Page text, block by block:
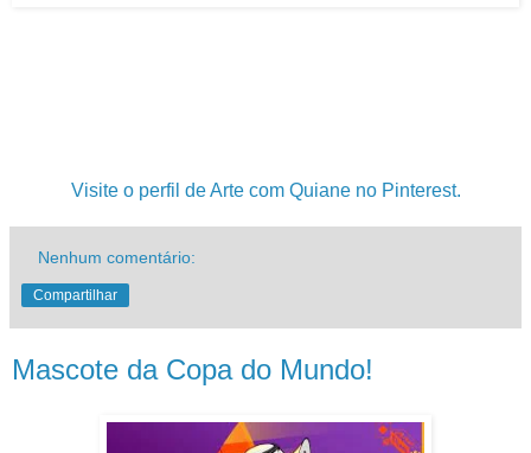
Visite o perfil de Arte com Quiane no Pinterest.
Nenhum comentário:
Compartilhar
Mascote da Copa do Mundo!